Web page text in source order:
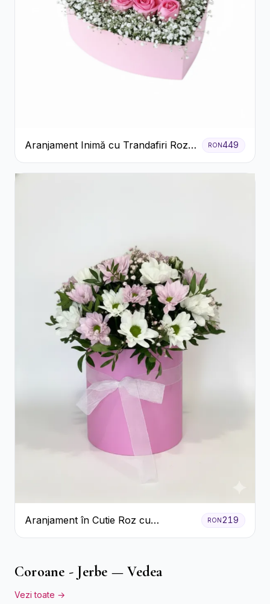
Aranjament Inimă cu Trandafiri Roz
și Gypsophila Albă
RON449
Aranjament în Cutie Roz cu
Crizanteme Albe și Lila
RON219
Coroane - Jerbe — Vedea
Vezi toate →